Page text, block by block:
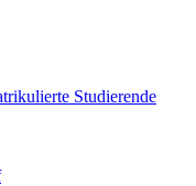
Studierende